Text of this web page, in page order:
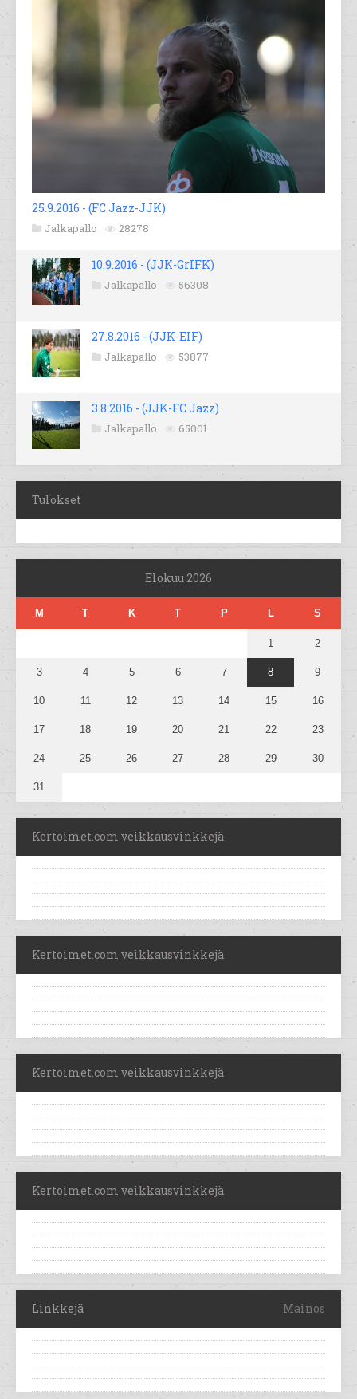
25.9.2016 - (FC Jazz-JJK)
Jalkapallo 28278
10.9.2016 - (JJK-GrIFK)
Jalkapallo 56308
27.8.2016 - (JJK-EIF)
Jalkapallo 53877
3.8.2016 - (JJK-FC Jazz)
Jalkapallo 65001
Tulokset
Elokuu 2026
M T K T P L S
1 2
3 4 5 6 7 8 9
10 11 12 13 14 15 16
17 18 19 20 21 22 23
24 25 26 27 28 29 30
31
Kertoimet.com veikkausvinkkejä
Kertoimet.com veikkausvinkkejä
Kertoimet.com veikkausvinkkejä
Kertoimet.com veikkausvinkkejä
Linkkejä Mainos